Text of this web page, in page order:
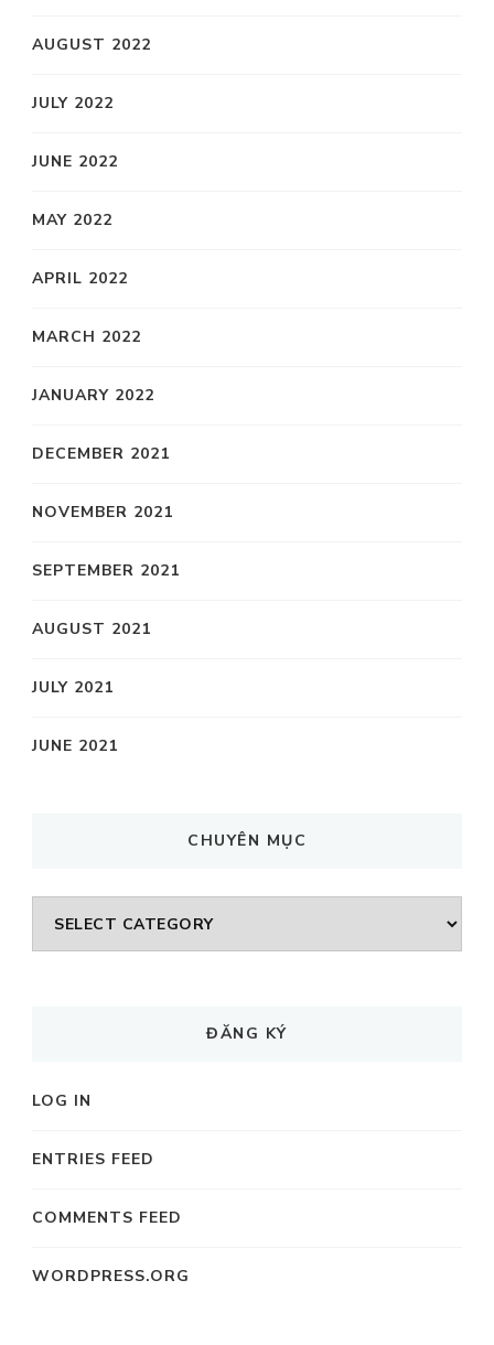
AUGUST 2022
JULY 2022
JUNE 2022
MAY 2022
APRIL 2022
MARCH 2022
JANUARY 2022
DECEMBER 2021
NOVEMBER 2021
SEPTEMBER 2021
AUGUST 2021
JULY 2021
JUNE 2021
CHUYÊN MỤC
CHUYÊN
MỤC
ĐĂNG KÝ
LOG IN
ENTRIES FEED
COMMENTS FEED
WORDPRESS.ORG